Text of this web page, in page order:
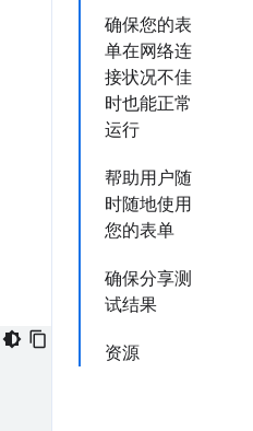
确保您的表
单在网络连
接状况不佳
时也能正常
运行
帮助用户随
时随地使用
您的表单
确保分享测
试结果
资源